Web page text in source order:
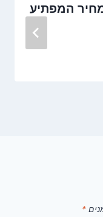
1 כ"ס: המחיר המפתיע
*